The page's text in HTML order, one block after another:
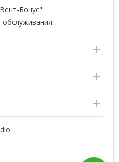
Бонус"
обслуживания.